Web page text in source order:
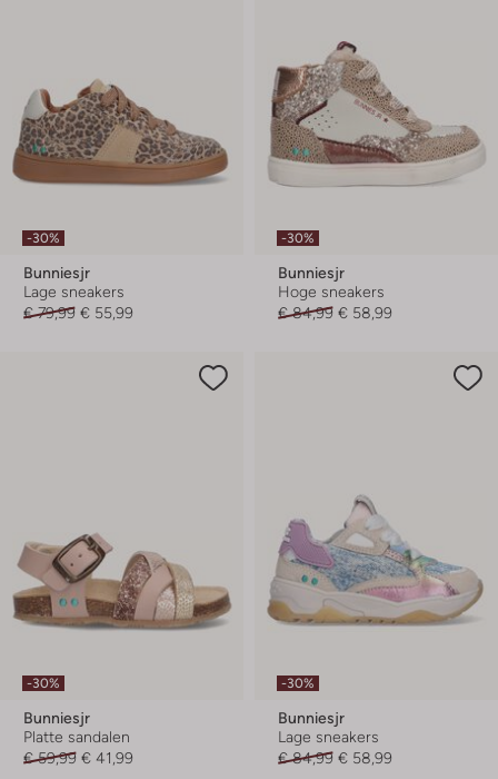
-30%
Bunniesjr
Lage sneakers
€ 79,99 € 55,99
-30%
Bunniesjr
Hoge sneakers
€ 84,99 € 58,99
-30%
Bunniesjr
Platte sandalen
€ 59,99 € 41,99
-30%
Bunniesjr
Lage sneakers
€ 84,99 € 58,99